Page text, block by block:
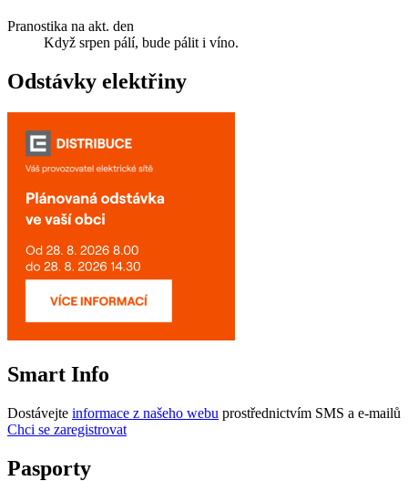
Pranostika na akt. den
Když srpen pálí, bude pálit i víno.
Odstávky elektřiny
Smart Info
Dostávejte informace z našeho webu prostřednictvím SMS a e-mailů
Chci se zaregistrovat
Pasporty